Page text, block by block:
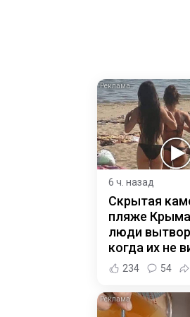
6 ч. назад
Скрытая
пляже
люди
когда их не
234 54